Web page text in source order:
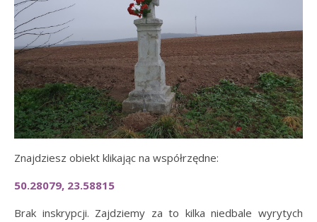
Znajdziesz obiekt klikając na współrzędne:
50.28079, 23.58815
Brak inskrypcji. Zajdziemy za to kilka niedbale wyrytych